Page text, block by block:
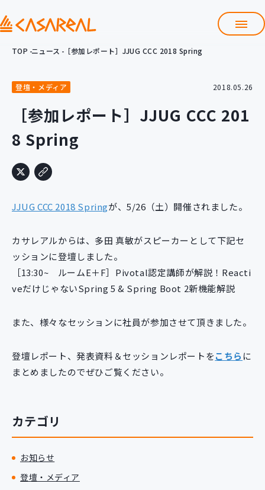
会社情報
サービス
プロダクト開発支援
クラウド導入支援
システム構築支援
研修サービス
カスタマイズコース 教材購入
新規開発サービス
パッケージ開発
イベント・セミナー
ニュース
TOP ニュース ［参加レポート］JJUG CCC 2018 Spring
登壇・メディア 2018.05.26
［参加レポート］JJUG CCC 201
8 Spring
JJUG CCC 2018 Springが、5/26（土）開催されました。
カサレアルからは、多田 真敏がスピーカーとして下記セ
ッションに登壇しました。
［13:30~ ルームE＋F］Pivotal認定講師が解説！Reacti
veだけじゃないSpring 5 & Spring Boot 2新機能解説
また、様々なセッションに社員が参加させて頂きました。
登壇レポート、発表資料＆セッションレポートをこちら に
まとめましたのでぜひご覧ください。
カテゴリ
お知らせ
登壇・メディア